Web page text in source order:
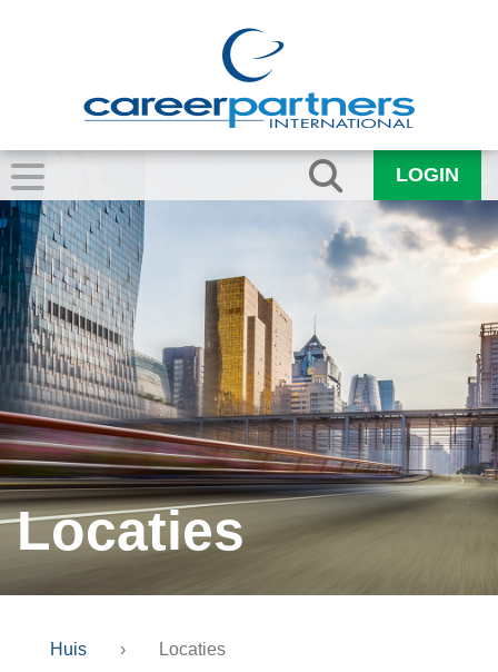
LOGIN
Locaties
Huis › Locaties